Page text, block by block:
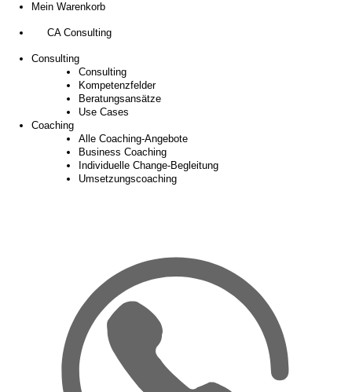
Mein Warenkorb
CA Consulting
Consulting
Consulting
Kompetenzfelder
Beratungsansätze
Use Cases
Coaching
Alle Coaching-Angebote
Business Coaching
Individuelle Change-Begleitung
Umsetzungscoaching